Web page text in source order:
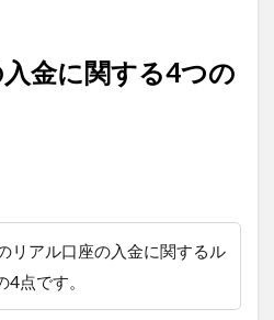
金に関する4つの
リアル口座の入金に関するル
4点です。